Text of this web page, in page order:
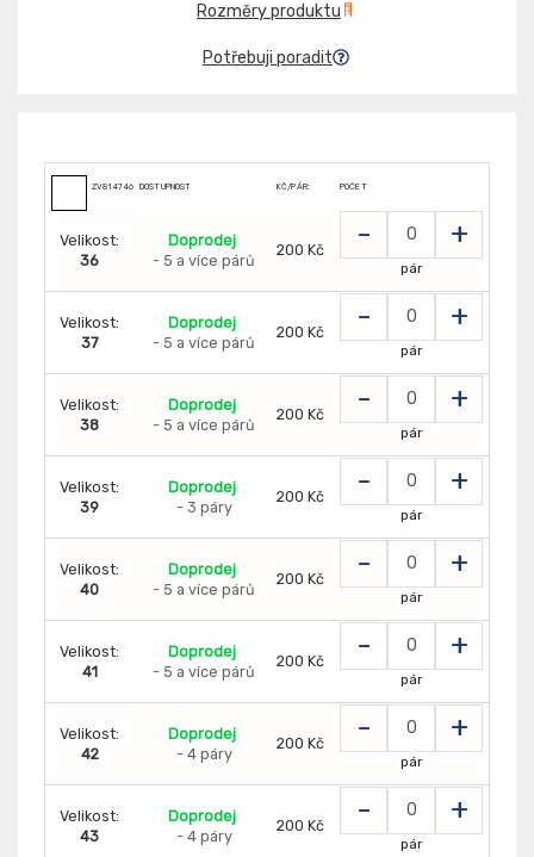
Rozměry produktu
Potřebuji poradit
ZV8147469 DOSTUPNOST KČ/PÁR: POČET
Velikost:
36
Doprodej
- 5 a více párů
200 Kč - +
pár
Velikost:
37
Doprodej
- 5 a více párů
200 Kč - +
pár
Velikost:
38
Doprodej
- 5 a více párů
200 Kč - +
pár
Velikost:
39
Doprodej
- 3 páry
200 Kč - +
pár
Velikost:
40
Doprodej
- 5 a více párů
200 Kč - +
pár
Velikost:
41
Doprodej
- 5 a více párů
200 Kč - +
pár
Velikost:
42
Doprodej
- 4 páry
200 Kč - +
pár
Velikost:
43
Doprodej
- 4 páry
200 Kč - +
pár